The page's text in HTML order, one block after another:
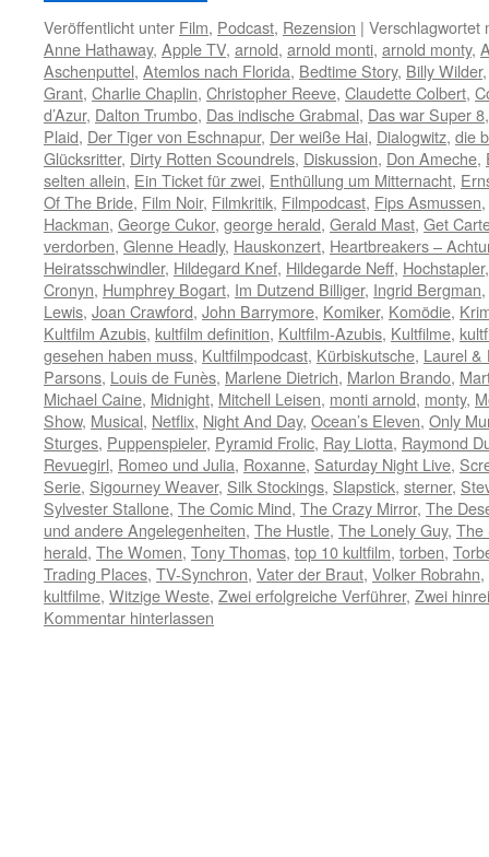
Veröffentlicht unter Film, Podcast, Rezension | Verschlagwortet
Anne Hathaway, Apple TV, arnold, arnold monti, arnold monty,
Aschenputtel, Atemlos nach Florida, Bedtime Story, Billy Wilder
Grant, Charlie Chaplin, Christopher Reeve, Claudette Colbert,
d’Azur, Dalton Trumbo, Das indische Grabmal, Das war Super 8
Plaid, Der Tiger von Eschnapur, Der weiße Hai, Dialogwitz, die
Glücksritter, Dirty Rotten Scoundrels, Diskussion, Don Ameche,
selten allein, Ein Ticket für zwei, Enthüllung um Mitternacht,
Of The Bride, Film Noir, Filmkritik, Filmpodcast, Fips Asmussen,
Hackman, George Cukor, george herald, Gerald Mast, Get
verdorben, Glenne Headly, Hauskonzert, Heartbreakers –
Heiratsschwindler, Hildegard Knef, Hildegarde Neff, Hochstapler
Cronyn, Humphrey Bogart, Im Dutzend Billiger, Ingrid Bergman,
Lewis, Joan Crawford, John Barrymore, Komiker, Komödie,
Kultfilm Azubis, kultfilm definition, Kultfilm-Azubis, Kultfilme,
gesehen haben muss, Kultfilmpodcast, Kürbiskutsche, Laurel &
Parsons, Louis de Funès, Marlene Dietrich, Marlon Brando,
Michael Caine, Midnight, Mitchell Leisen, monti arnold, monty,
Show, Musical, Netflix, Night And Day, Ocean’s Eleven, Only
Sturges, Puppenspieler, Pyramid Frolic, Ray Liotta, Raymond
Revuegirl, Romeo und Julia, Roxanne, Saturday Night Live,
Serie, Sigourney Weaver, Silk Stockings, Slapstick, sterner,
Sylvester Stallone, The Comic Mind, The Crazy Mirror, The
und andere Angelegenheiten, The Hustle, The Lonely Guy, The
herald, The Women, Tony Thomas, top 10 kultfilm, torben,
Trading Places, TV-Synchron, Vater der Braut, Volker Robrahn,
kultfilme, Witzige Weste, Zwei erfolgreiche Verführer, Zwei
Kommentar hinterlassen